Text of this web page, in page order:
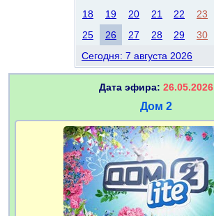
18
19 20 21 22 23
25
26 27 28 29 30
Сегодня: 7 августа 2026
Дата эфира: 26.05.2026
Дом 2